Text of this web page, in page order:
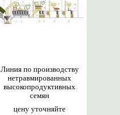
цену уточняйте
Линия по производству
нетравмированных
высокопродуктивных
семян